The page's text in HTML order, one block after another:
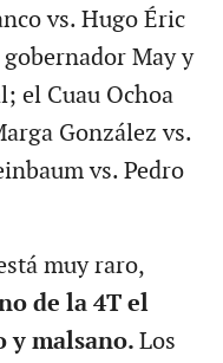
vs. Hugo Éric
May y
el Cuau Ochoa
González vs.
vs. Pedro
muy raro,
de la 4T el
y malsano. Los